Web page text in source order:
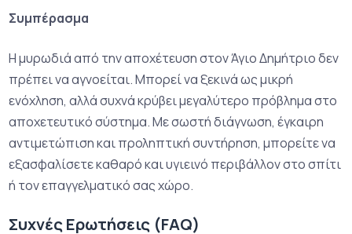
Συμπέρασμα
Η μυρωδιά από την αποχέτευση στον Άγιο Δημήτριο δεν
πρέπει να αγνοείται. Μπορεί να ξεκινά ως μικρή
ενόχληση, αλλά συχνά κρύβει μεγαλύτερο πρόβλημα στο
αποχετευτικό σύστημα. Με σωστή διάγνωση, έγκαιρη
αντιμετώπιση και προληπτική συντήρηση, μπορείτε να
εξασφαλίσετε καθαρό και υγιεινό περιβάλλον στο σπίτι
ή τον επαγγελματικό σας χώρο.
Συχνές Ερωτήσεις (FAQ)